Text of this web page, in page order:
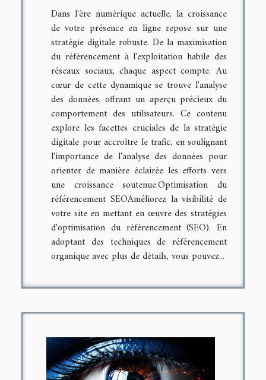
Dans l'ère numérique actuelle, la croissance
de votre présence en ligne repose sur une
stratégie digitale robuste. De la maximisation
du référencement à l'exploitation habile des
réseaux sociaux, chaque aspect compte. Au
cœur de cette dynamique se trouve l'analyse
des données, offrant un aperçu précieux du
comportement des utilisateurs. Ce contenu
explore les facettes cruciales de la stratégie
digitale pour accroître le trafic, en soulignant
l'importance de l'analyse des données pour
orienter de manière éclairée les efforts vers
une croissance soutenue.Optimisation du
référencement SEOAméliorez la visibilité de
votre site en mettant en œuvre des stratégies
d'optimisation du référencement (SEO). En
adoptant des techniques de référencement
organique avec plus de détails, vous pouvez...